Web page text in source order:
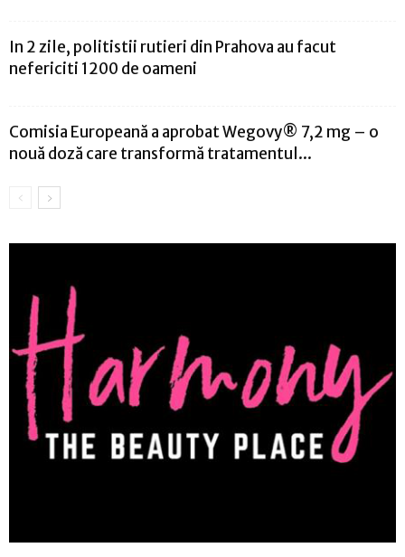
In 2 zile, politistii rutieri din Prahova au facut
nefericiti 1200 de oameni
Comisia Europeană a aprobat Wegovy® 7,2 mg – o
nouă doză care transformă tratamentul...